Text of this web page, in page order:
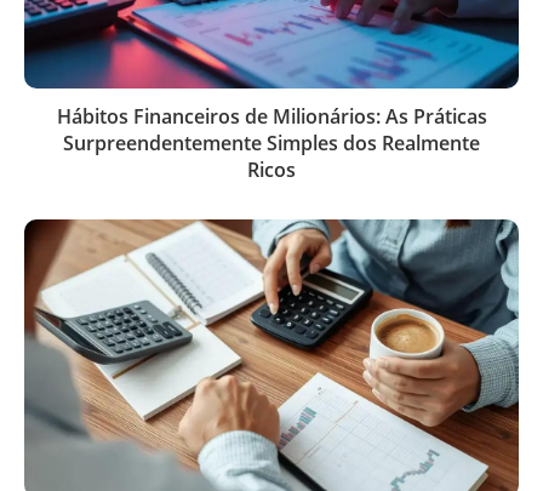
Hábitos Financeiros de Milionários: As Práticas
Surpreendentemente Simples dos Realmente
Ricos